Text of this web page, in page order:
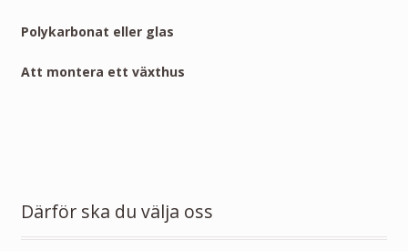
Polykarbonat eller glas
Att montera ett växthus
Därför ska du välja oss